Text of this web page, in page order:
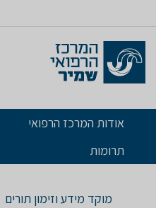
אודות המרכז הרפואי
תרומות
מוקד מידע וזימון תורים